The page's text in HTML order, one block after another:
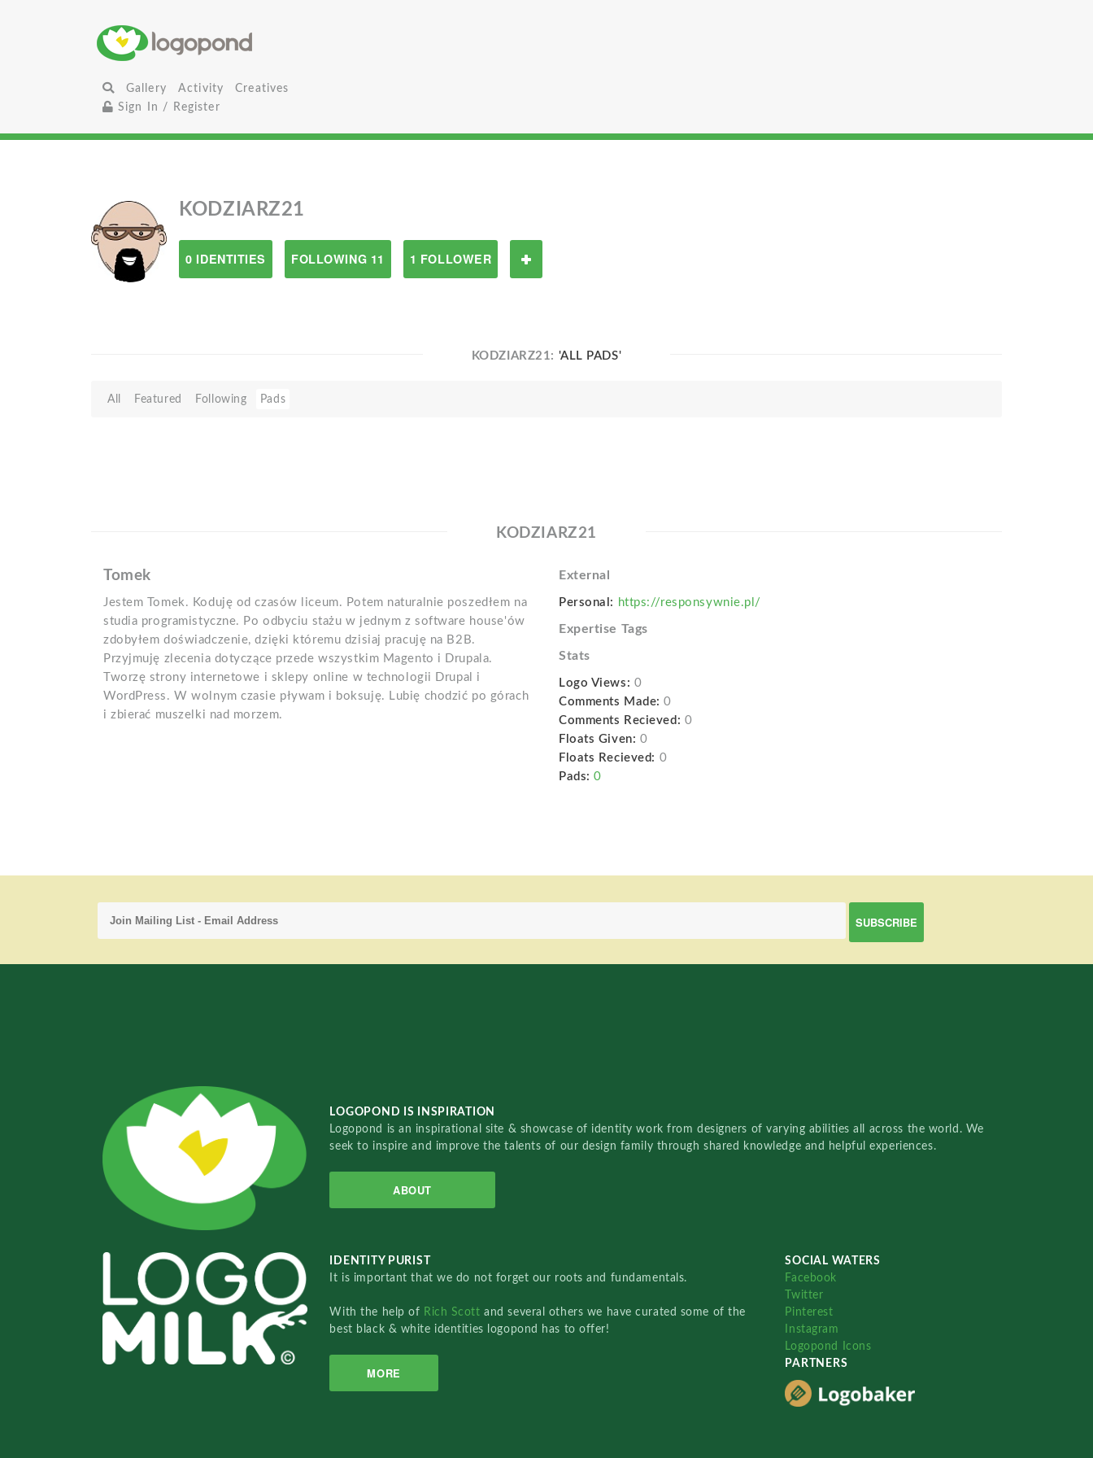
Gallery Activity
Creatives
Sign In / Register
KODZIARZ21
0 IDENTITIES FOLLOWING 11 1 FOLLOWER
KODZIARZ21: 'ALL PADS'
All Featured Following Pads
KODZIARZ21
Tomek
Jestem Tomek. Koduję od czasów liceum. Potem naturalnie poszedłem na
studia programistyczne. Po odbyciu stażu w jednym z software house'ów
zdobyłem doświadczenie, dzięki któremu dzisiaj pracuję na B2B.
Przyjmuję zlecenia dotyczące przede wszystkim Magento i Drupala.
Tworzę strony internetowe i sklepy online w technologii Drupal i
WordPress. W wolnym czasie pływam i boksuję. Lubię chodzić po górach
i zbierać muszelki nad morzem.
External
Personal: https://responsywnie.pl/
Expertise Tags
Stats
Logo Views: 0
Comments Made: 0
Comments Recieved: 0
Floats Given: 0
Floats Recieved: 0
Pads: 0
LOGOPOND IS INSPIRATION
Logopond is an inspirational site & showcase of identity work from designers of varying abilities all across the world. We
seek to inspire and improve the talents of our design family through shared knowledge and helpful experiences.
ABOUT
IDENTITY PURIST
It is important that we do not forget our roots and fundamentals.
With the help of Rich Scottand several others we have curated some of the
best black & white identities logopond has to offer!
MORE
SOCIAL WATERS
Facebook
Twitter
Pinterest
Instagram
Logopond Icons
PARTNERS